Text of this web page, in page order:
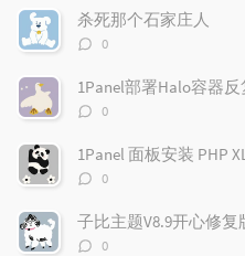
文
章
杀死那个石家庄人
评
数：
0
1Panel部署Halo容器
评
数：
0
1Panel 面板安装 PHP
评
数：
0
子比主题V8.9开心修复
评
0